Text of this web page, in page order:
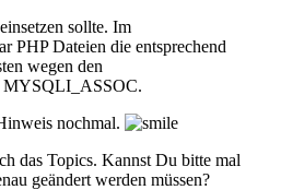
sollte. Im
PHP Dateien die entsprechend
wegen den
nochmal.
das Topics. Kannst Du bitte mal
geändert werden müssen?